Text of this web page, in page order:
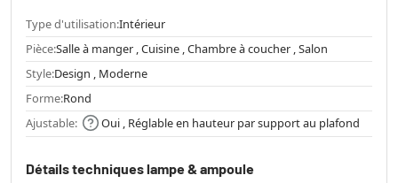
Type d'utilisation:Intérieur
Pièce:Salle à manger , Cuisine , Chambre à coucher , Salon
Style:Design , Moderne
Forme:Rond
Ajustable:
Oui , Réglable en hauteur par support au plafond
Détails techniques lampe & ampoule